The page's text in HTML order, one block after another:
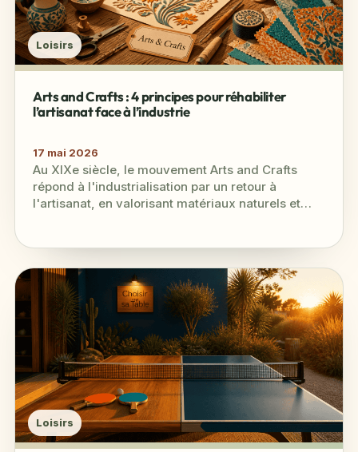
Loisirs
Arts and Crafts : 4 principes pour réhabiliter
l’artisanat face à l’industrie
17 mai 2026
Au XIXe siècle, le mouvement Arts and Crafts
répond à l'industrialisation par un retour à
l'artisanat, en valorisant matériaux naturels et
Loisirs